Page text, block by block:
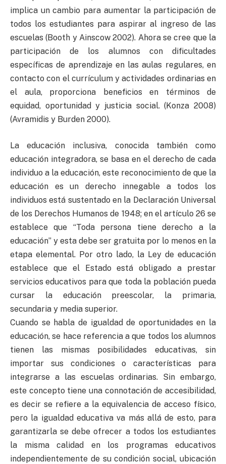
implica un cambio para aumentar la participación de
todos los estudiantes para aspirar al ingreso de las
escuelas (Booth y Ainscow 2002). Ahora se cree que la
participación de los alumnos con dificultades
específicas de aprendizaje en las aulas regulares, en
contacto con el currículum y actividades ordinarias en
el aula, proporciona beneficios en términos de
equidad, oportunidad y justicia social. (Konza 2008)
(Avramidis y Burden 2000).
La educación inclusiva, conocida también como
educación integradora, se basa en el derecho de cada
individuo a la educación, este reconocimiento de que la
educación es un derecho innegable a todos los
individuos está sustentado en la Declaración Universal
de los Derechos Humanos de 1948; en el artículo 26 se
establece que “Toda persona tiene derecho a la
educación” y esta debe ser gratuita por lo menos en la
etapa elemental. Por otro lado, la Ley de educación
establece que el Estado está obligado a prestar
servicios educativos para que toda la población pueda
cursar la educación preescolar, la primaria,
secundaria y media superior.
Cuando se habla de igualdad de oportunidades en la
educación, se hace referencia a que todos los alumnos
tienen las mismas posibilidades educativas, sin
importar sus condiciones o características para
integrarse a las escuelas ordinarias. Sin embargo,
este concepto tiene una connotación de accesibilidad,
es decir se refiere a la equivalencia de acceso físico,
pero la igualdad educativa va más allá de esto, para
garantizarla se debe ofrecer a todos los estudiantes
la misma calidad en los programas educativos
independientemente de su condición social, ubicación